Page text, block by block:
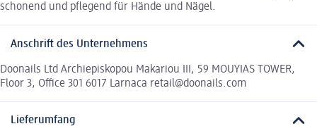
schonend und pflegend für Hände und Nägel.
Anschrift des Unternehmens
Doonails Ltd Archiepiskopou Makariou III, 59 MOUYIAS TOWER,
Floor 3, Office 301 6017 Larnaca retail@doonails.com
Lieferumfang